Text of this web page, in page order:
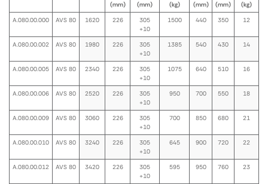
(mm)
(mm)
(kg)
(mm)
(mm)
(kg)
A.080.00.000
AVS 80 1620 226
305
+10
1500 440 350 12
A.080.00.002 AVS 80 1980 226
305
+10
1385 540 430 14
A.080.00.005 AVS 80 2340 226
305
+10
1075 640 510 16
A.080.00.006 AVS 80 2520 226
305
+10
950 700 550 18
A.080.00.009 AVS 80 3060 226
305
+10
700 850 680 21
A.080.00.010 AVS 80 3240 226
305
+10
645 900 720 22
A.080.00.012 AVS 80 3420 226
305
+10
595 950 760 23